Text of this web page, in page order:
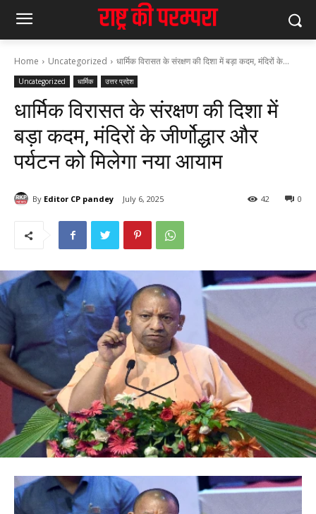
Home Uncategorized धार्मिक विरासत के संरक्षण की दिशा में बड़ा कदम, मंदिरों के...
Uncategorized धार्मिक उत्तर प्रदेश
धार्मिक विरासत के संरक्षण की दिशा में
बड़ा कदम, मंदिरों के जीर्णोद्धार और
पर्यटन को मिलेगा नया आयाम
By Editor CP pandey July 6, 2025 0
42